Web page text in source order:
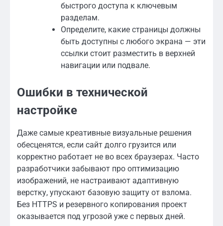
быстрого доступа к ключевым
разделам.
Определите, какие страницы должны
быть доступны с любого экрана — эти
ссылки стоит разместить в верхней
навигации или подвале.
Ошибки в технической
настройке
Даже самые креативные визуальные решения
обесценятся, если сайт долго грузится или
корректно работает не во всех браузерах. Часто
разработчики забывают про оптимизацию
изображений, не настраивают адаптивную
верстку, упускают базовую защиту от взлома.
Без HTTPS и резервного копирования проект
оказывается под угрозой уже с первых дней.